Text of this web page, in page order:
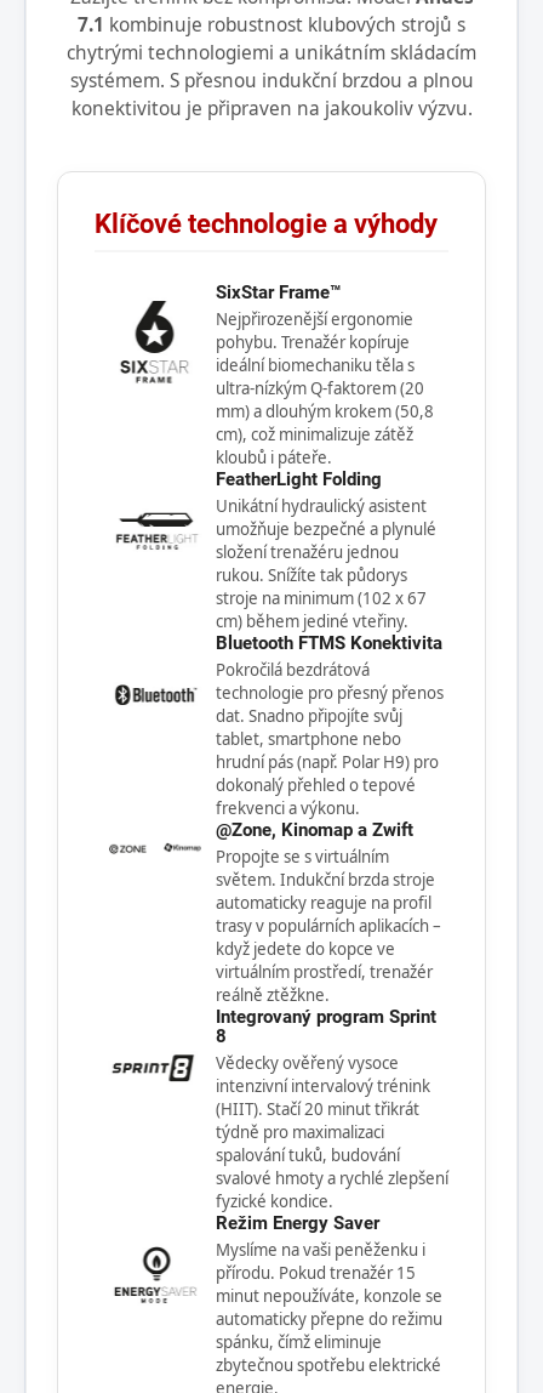
7.1 kombinuje robustnost klubových strojů s
chytrými technologiemi a unikátním skládacím
systémem. S přesnou indukční brzdou a plnou
konektivitou je připraven na jakoukoliv výzvu.
Klíčové technologie a výhody
SixStar Frame™
Nejpřirozenější ergonomie
pohybu. Trenažér kopíruje
ideální biomechaniku těla s
ultra-nízkým Q-faktorem (20
mm) a dlouhým krokem (50,8
cm), což minimalizuje zátěž
kloubů i páteře.
FeatherLight Folding
Unikátní hydraulický asistent
umožňuje bezpečné a plynulé
složení trenažéru jednou
rukou. Snížíte tak půdorys
stroje na minimum (102 x 67
cm) během jediné vteřiny.
Bluetooth FTMS Konektivita
Pokročilá bezdrátová
technologie pro přesný přenos
dat. Snadno připojíte svůj
tablet, smartphone nebo
hrudní pás (např. Polar H9) pro
dokonalý přehled o tepové
frekvenci a výkonu.
@Zone, Kinomap a Zwift
Propojte se s virtuálním
světem. Indukční brzda stroje
automaticky reaguje na profil
trasy v populárních aplikacích –
když jedete do kopce ve
virtuálním prostředí, trenažér
reálně ztěžkne.
Integrovaný program Sprint
8
Vědecky ověřený vysoce
intenzivní intervalový trénink
(HIIT). Stačí 20 minut třikrát
týdně pro maximalizaci
spalování tuků, budování
svalové hmoty a rychlé zlepšení
fyzické kondice.
Režim Energy Saver
Myslíme na vaši peněženku i
přírodu. Pokud trenažér 15
minut nepoužíváte, konzole se
automaticky přepne do režimu
spánku, čímž eliminuje
zbytečnou spotřebu elektrické